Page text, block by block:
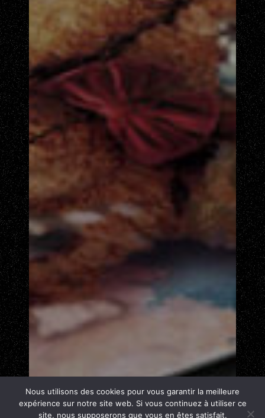
but
Real
Nous utilisons des cookies pour vous garantir la meilleure
expérience sur notre site web. Si vous continuez à utiliser ce
site, nous supposerons que vous en êtes satisfait.